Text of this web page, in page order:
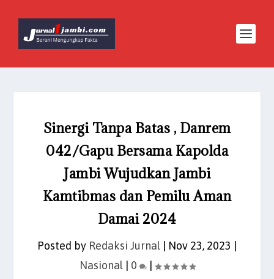
Sinergi Tanpa Batas , Danrem
042/Gapu Bersama Kapolda
Jambi Wujudkan Jambi
Kamtibmas dan Pemilu Aman
Damai 2024
Posted by Redaksi Jurnal Nov 23, 2023
Nasional| 0 |